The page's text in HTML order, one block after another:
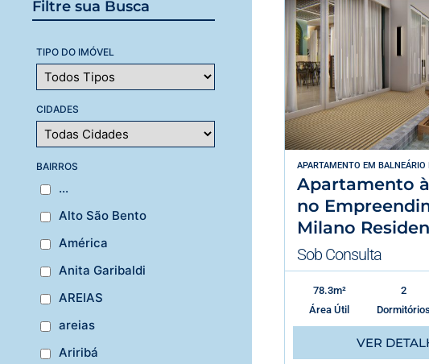
Filtre sua Busca
TIPO DO IMÓVEL
CIDADES
BAIRROS
...
Alto São Bento
América
Anita Garibaldi
AREIAS
areias
Ariribá
APARTAMENTO EM BALNEÁRIO
Apartamento
no
Milano
Sob Consulta
78.3m²
Área Útil
2
Dormitórios
VER